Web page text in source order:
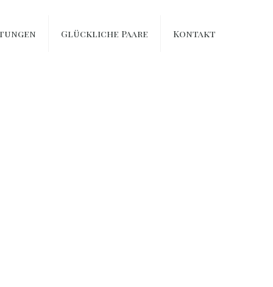
Glückliche Paare Kontakt